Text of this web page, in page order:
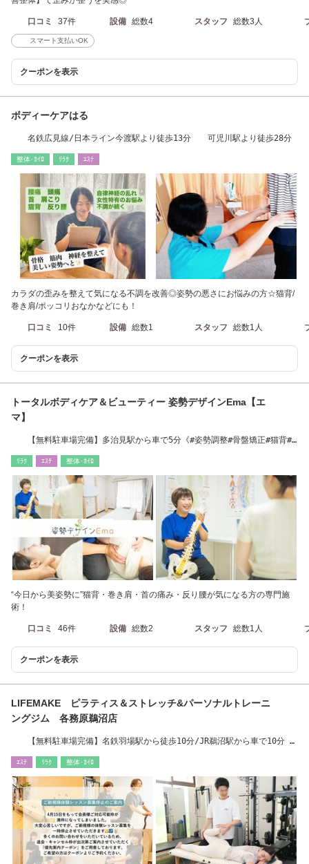
口コミ 37件 設備 総数4 スタッフ 総数3人
スマート支払いOK
クーポンを表示
ボディーケアはる
名鉄広見線/日本ライン今渡駅より徒歩13分 可児川駅より徒歩28分
整体･ｶｲﾛ ﾘﾗｸ ｴｽﾃ
カラダの歪みを整えて気になる不調を改善◎姿勢の悪さにお悩みの方☆猫背/
巻き肩/ポッコリおなかなどにも！
口コミ 10件 設備 総数1 スタッフ 総数1人
クーポンを表示
トータルボディケア＆ビューティー 姿勢デザインEma【エ
マ】
【無料駐車場完備】多治見駅から車で5分《#姿勢調整#骨盤矯正#猫背#
ﾘﾗｸ ｴｽﾃ 整体･ｶｲﾛ
“今日から美姿勢に”猫背・巻き肩・首の痛み・反り腰が気になる方の専門施
術！
口コミ 46件 設備 総数2 スタッフ 総数1人
クーポンを表示
LIFEMAKE ピラティス＆ストレッチ&パーソナルトレーニ
ングジム 各務原鵜沼店
【無料駐車場完備】名鉄羽場駅から徒歩10分/JR鵜沼駅から車で10分 #
ｴｽﾃ ﾘﾗｸ 整体･ｶｲﾛ